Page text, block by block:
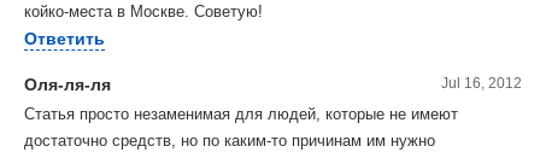
койко-места в Москве. Советую!
Ответить
Оля-ля-ля Jul 16, 2012
Статья просто незаменимая для людей, которые не имеют
достаточно средств, но по каким-то причинам им нужно